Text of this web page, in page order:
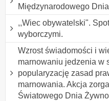
Międzynarodowego
,,Wiec obywatelski".
wyborczymi.
Wzrost świadomości i
marnowaniu jedzenia w
popularyzację zasad
marnowania. Akcja
Światowego Dnia